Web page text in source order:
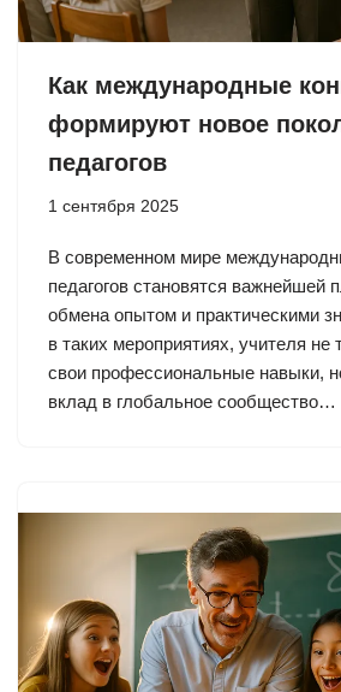
Как международные
формируют новое
педагогов
1 сентября 2025
В современном мире
педагогов становятся важнейшей
обмена опытом и практическими
в таких мероприятиях, учителя не
свои профессиональные навыки,
вклад в глобальное сообщество…